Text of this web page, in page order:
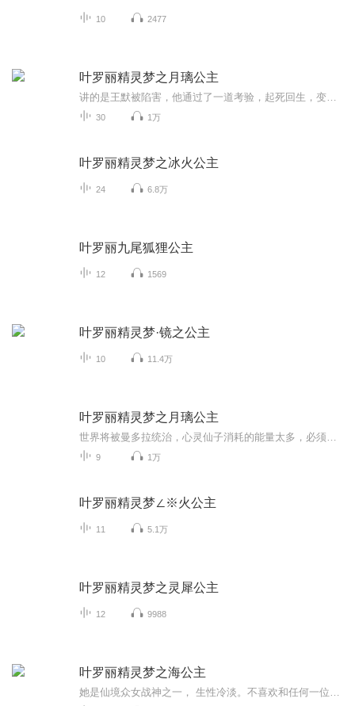
10 2477
叶罗丽精灵梦之月璃公主
30 1万
叶罗丽精灵梦之冰火公主
24 6.8万
叶罗丽九尾狐狸公主
12 1569
叶罗丽精灵梦·镜之公主
10 11.4万
叶罗丽精灵梦之月璃公主
9 1万
叶罗丽精灵梦∠※火公主
11 5.1万
叶罗丽精灵梦之灵犀公主
12 9988
叶罗丽精灵梦之海公主